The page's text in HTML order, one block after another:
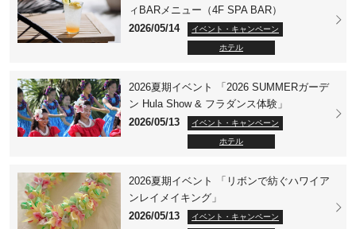
ィBARメニュー（4F SPA BAR）
2026/05/14
イベント・キャンペーン
ホテル
2026夏期イベント 「2026 SUMMERガーデ
ン Hula Show & フラダンス体験」
2026/05/13
イベント・キャンペーン
ホテル
2026夏期イベント 「リボンで紡ぐハワイア
ンレイメイキング」
2026/05/13
イベント・キャンペーン